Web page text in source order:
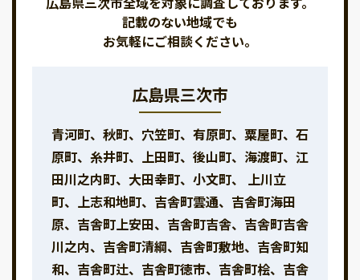
記載のない地域でも
お気軽にご相談ください。
広島県三次市
青河町、秋町、穴笠町、有原町、粟屋町、石
原町、糸井町、上田町、後山町、海渡町、江
田川之内町、大田幸町、小文町、 上川立
町、上志和地町、吉舎町雲通、吉舎町海田
原、吉舎町上安田、吉舎町吉舎、吉舎町吉舎
川之内、吉舎町清綱、吉舎町敷地、吉舎町知
和、吉舎町辻、吉舎町徳市、吉舎町桧、吉舎